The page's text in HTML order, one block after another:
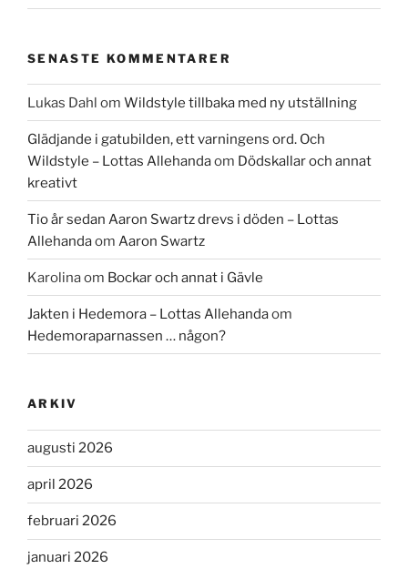
SENASTE KOMMENTARER
Lukas Dahl om Wildstyle tillbaka med ny utställning
Glädjande i gatubilden, ett varningens ord. Och
Wildstyle – Lottas Allehandaom Dödskallar och annat
kreativt
Tio år sedan Aaron Swartz drevs i döden – Lottas
Allehandaom Aaron Swartz
Karolinaom Bockar och annat i Gävle
Jakten i Hedemora – Lottas Allehandaom
Hedemoraparnassen … någon?
ARKIV
augusti 2026
april 2026
februari 2026
januari 2026